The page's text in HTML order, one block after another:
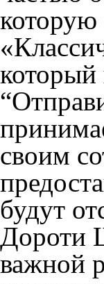
который
своим
будут
Дороти
важной